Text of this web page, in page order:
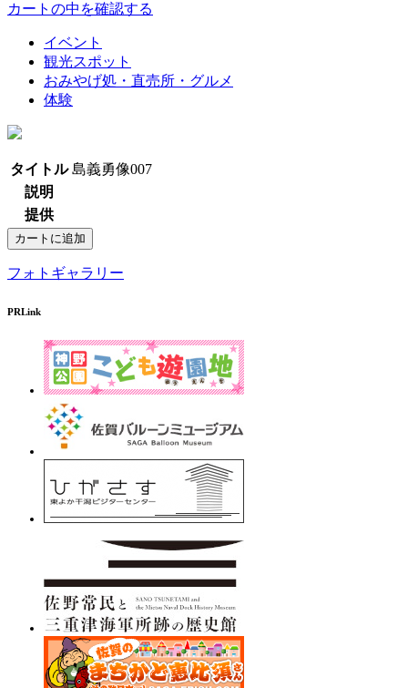
カートの中を確認する
イベント
観光スポット
おみやげ処・直売所・グルメ
体験
タイトル 島義勇像007
説明
提供
フォトギャラリー
PRLink